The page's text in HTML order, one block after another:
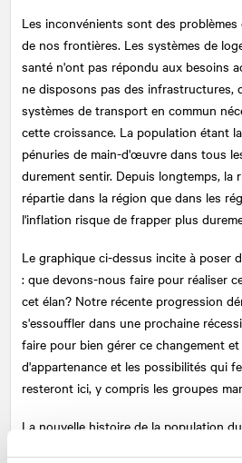
Les inconvénients sont des
de nos frontières. Les systèmes de
santé n'ont pas répondu aux besoins
ne disposons pas des infrastructures,
systèmes de transport en commun
cette croissance. La population étant
pénuries de main-d'œuvre dans tous
durement sentir. Depuis longtemps, la
répartie dans la région que dans les
l'inflation risque de frapper plus
Le graphique ci-dessus incite à poser
: que devons-nous faire pour réaliser
cet élan? Notre récente progression
s'essouffler dans une prochaine
faire pour bien gérer ce changement
d'appartenance et les possibilités qui
resteront ici, y compris les groupes
La nouvelle histoire de la population